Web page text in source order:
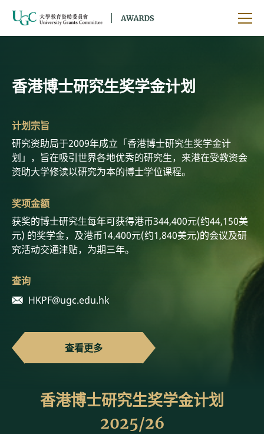
开
香港博士研究生奖学金计划
计划宗旨
研究资助局于2009年成立「香港博士研究生奖学金计
划」，旨在吸引世界各地优秀的研究生，来港在受教资会
资助大学修读以研究为本的博士学位课程。
奖项金额
获奖的博士研究生每年可获得港币344,400元(约44,150美
元) 的奖学金，及港币14,400元(约1,840美元)的会议及研
究活动交通津贴，为期三年。
查询
HKPF@ugc.edu.hk
查看更多
香港博士研究生奖学金计划
2025/26